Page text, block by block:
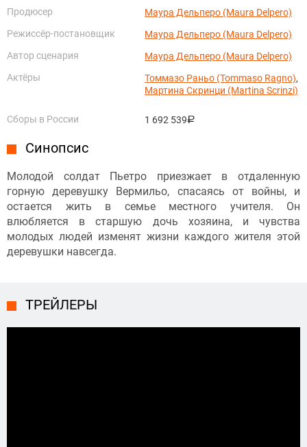
Продюсер
Маура Дельперо (Maura Delpero)
Режиссёр-постановщик
Маура Дельперо (Maura Delpero)
Автор сценария
Маура Дельперо (Maura Delpero)
Актёры
Томмазо Раньо (Tommaso Ragno),
Мартина Скринци (Martina Scrinzi)
Сборы в России 1 692 539руб.
Синопсис
Молодой солдат Пьетро приезжает в отдаленную
горную деревушку Вермильо, спасаясь от войны, и
остается жить в семье местного учителя. Он
влюбляется в старшую дочь хозяина, и чувства
молодых людей изменят жизни каждого жителя этой
деревушки навсегда.
ТРЕЙЛЕРЫ